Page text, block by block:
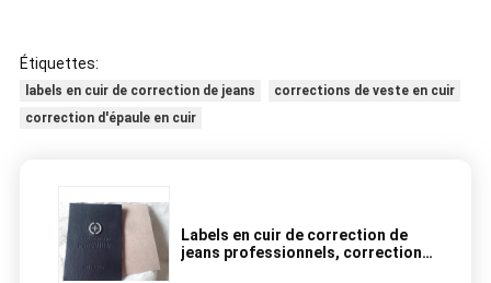
Étiquettes:
labels en cuir de correction de jeans
corrections de veste en cuir
correction d'épaule en cuir
Labels en cuir de correction de
jeans professionnels, correction